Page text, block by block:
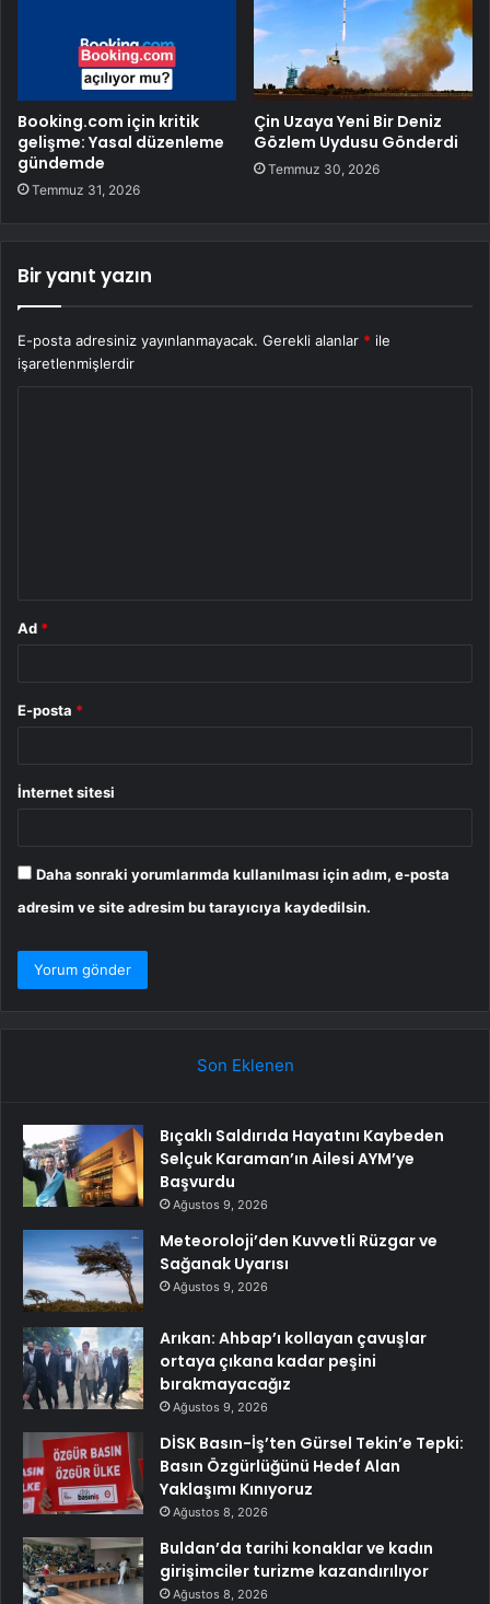
Booking.com için kritik
gelişme: Yasal düzenleme
gündemde
Temmuz 31, 2026
Çin Uzaya Yeni Bir Deniz
Gözlem Uydusu Gönderdi
Temmuz 30, 2026
Bir yanıt yazın
E-posta adresiniz yayınlanmayacak. Gerekli alanlar * ile
işaretlenmişlerdir
Ad *
E-posta *
İnternet sitesi
Daha sonraki yorumlarımda kullanılması için adım, e-posta
adresim ve site adresim bu tarayıcıya kaydedilsin.
Son Eklenen
Bıçaklı Saldırıda Hayatını Kaybeden
Selçuk Karaman’ın Ailesi AYM’ye
Başvurdu
Ağustos 9, 2026
Meteoroloji’den Kuvvetli Rüzgar ve
Sağanak Uyarısı
Ağustos 9, 2026
Arıkan: Ahbap’ı kollayan çavuşlar
ortaya çıkana kadar peşini
bırakmayacağız
Ağustos 9, 2026
DİSK Basın-İş’ten Gürsel Tekin’e Tepki:
Basın Özgürlüğünü Hedef Alan
Yaklaşımı Kınıyoruz
Ağustos 8, 2026
Buldan’da tarihi konaklar ve kadın
girişimciler turizme kazandırılıyor
Ağustos 8, 2026